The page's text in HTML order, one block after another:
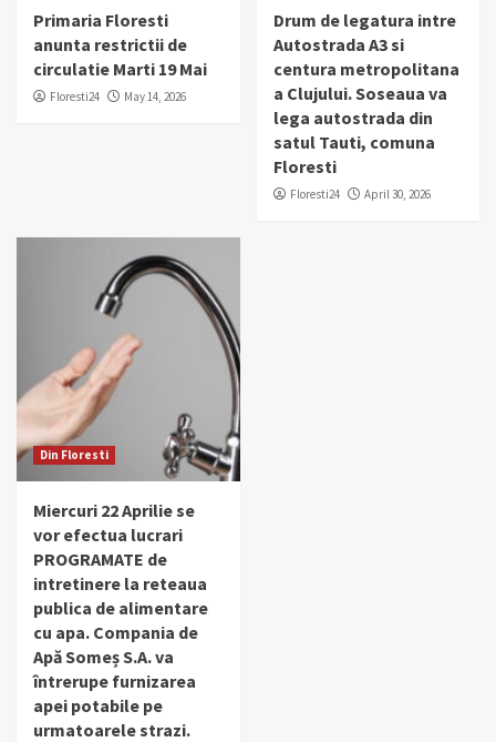
Primaria Floresti
anunta restrictii de
circulatie Marti 19 Mai
Floresti24 May 14, 2026
Drum de legatura intre
Autostrada A3 si
centura metropolitana
a Clujului. Soseaua va
lega autostrada din
satul Tauti, comuna
Floresti
Floresti24 April 30, 2026
Din Floresti
Miercuri 22 Aprilie se
vor efectua lucrari
PROGRAMATE de
intretinere la reteaua
publica de alimentare
cu apa. Compania de
Apă Someș S.A. va
întrerupe furnizarea
apei potabile pe
urmatoarele strazi.